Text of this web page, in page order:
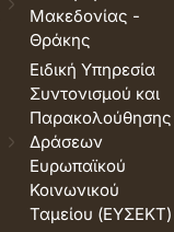
Μακεδονίας -
Θράκης
Ειδική Υπηρεσία
Συντονισμού και
Παρακολούθησης
Δράσεων
Ευρωπαϊκού
Κοινωνικού
Ταμείου (ΕΥΣΕΚΤ)